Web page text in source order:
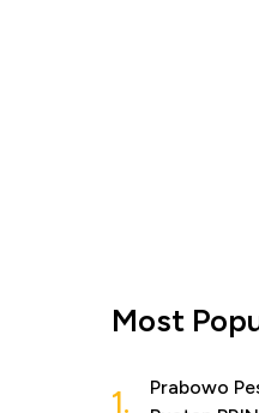
Most
1.
Prabowo